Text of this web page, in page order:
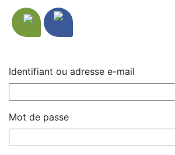
Identifiant ou adresse e-mail
Mot de passe